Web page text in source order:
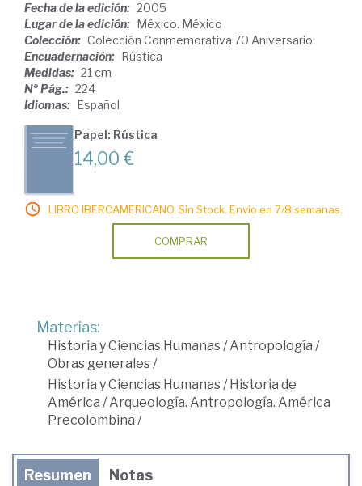
Fecha de la edición: 2005
Lugar de la edición: México. México
Colección: Colección Conmemorativa 70 Aniversario
Encuadernación: Rústica
Medidas: 21 cm
Nº Pág.: 224
Idiomas: Español
Papel: Rústica
14,00 €
LIBRO IBEROAMERICANO. Sin Stock. Envío en 7/8 semanas.
COMPRAR
Materias:
Historia y Ciencias Humanas/Antropología /
Obras generales/
Historia y Ciencias Humanas/Historia de
América /Arqueología. Antropología. América
Precolombina /
Resumen Notas